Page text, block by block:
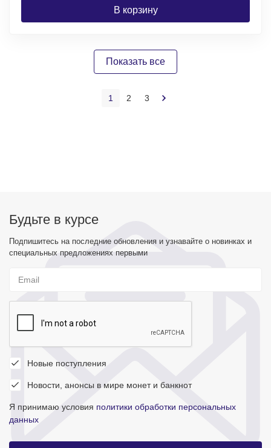
В корзину
Показать все
1 2 3
Будьте в курсе
Подпишитесь на последние обновления и узнавайте о новинках и
специальных предложениях первыми
Новые поступления
Новости, анонсы в мире монет и банкнот
Я принимаю условия политики обработки персональных
данных